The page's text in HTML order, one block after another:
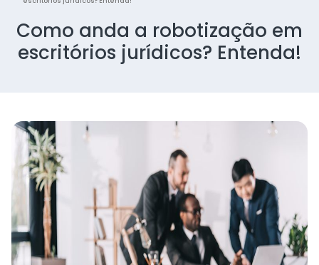
Como anda a robotização em
escritórios jurídicos? Entenda!